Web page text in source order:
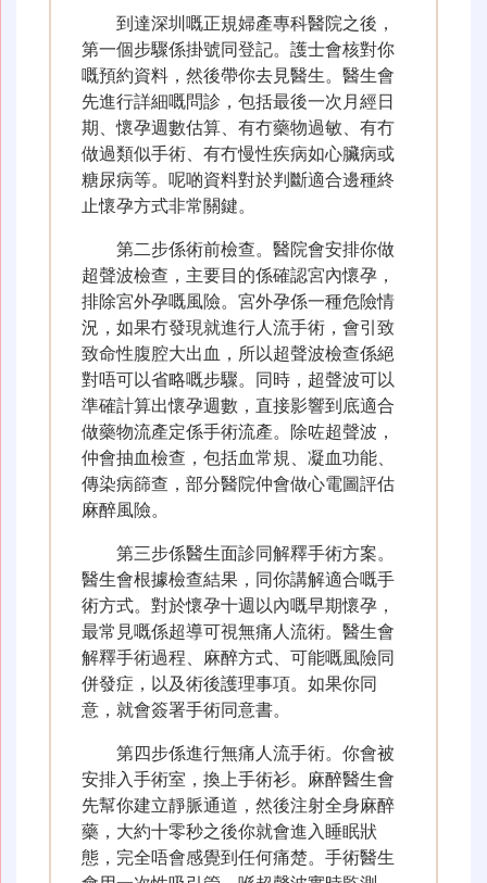
到達深圳嘅正規婦產專科醫院之後，
第一個步驟係掛號同登記。護士會核對你
嘅預約資料，然後帶你去見醫生。醫生會
先進行詳細嘅問診，包括最後一次月經日
期、懷孕週數估算、有冇藥物過敏、有冇
做過類似手術、有冇慢性疾病如心臟病或
糖尿病等。呢啲資料對於判斷適合邊種終
止懷孕方式非常關鍵。
第二步係術前檢查。醫院會安排你做
超聲波檢查，主要目的係確認宮內懷孕，
排除宮外孕嘅風險。宮外孕係一種危險情
況，如果冇發現就進行人流手術，會引致
致命性腹腔大出血，所以超聲波檢查係絕
對唔可以省略嘅步驟。同時，超聲波可以
準確計算出懷孕週數，直接影響到底適合
做藥物流產定係手術流產。除咗超聲波，
仲會抽血檢查，包括血常規、凝血功能、
傳染病篩查，部分醫院仲會做心電圖評估
麻醉風險。
第三步係醫生面診同解釋手術方案。
醫生會根據檢查結果，同你講解適合嘅手
術方式。對於懷孕十週以內嘅早期懷孕，
最常見嘅係超導可視無痛人流術。醫生會
解釋手術過程、麻醉方式、可能嘅風險同
併發症，以及術後護理事項。如果你同
意，就會簽署手術同意書。
第四步係進行無痛人流手術。你會被
安排入手術室，換上手術衫。麻醉醫生會
先幫你建立靜脈通道，然後注射全身麻醉
藥，大約十零秒之後你就會進入睡眠狀
態，完全唔會感覺到任何痛楚。手術醫生